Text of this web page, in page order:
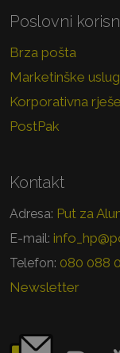
Poslovni
Brza pošta
Marketinške
Korporativna
PostPak
Kontakt
Adresa: Put za
E-mail:
Telefon: 080 088
Newsletter